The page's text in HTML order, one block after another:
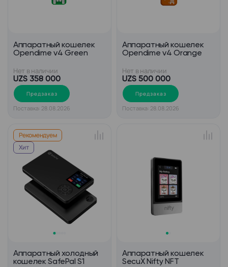
Аппаратный кошелек
Opendime v4 Green
Нет в наличии
UZS 358 000
Предзаказ
Поставка: 28.08.2026
Аппаратный кошелек
Opendime v4 Orange
Нет в наличии
UZS 500 000
Предзаказ
Поставка: 28.08.2026
Рекомендуем
Хит
Аппаратный холодный
кошелек SafePal S1
Аппаратный кошелек
SecuX Nifty NFT